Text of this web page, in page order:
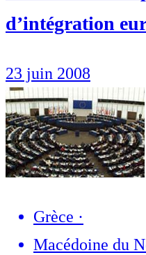
d’intégration
23 juin 2008
Grèce ·
Macédoine du